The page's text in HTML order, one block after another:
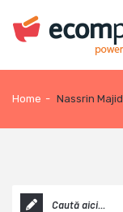
Home - Nassrin Majid